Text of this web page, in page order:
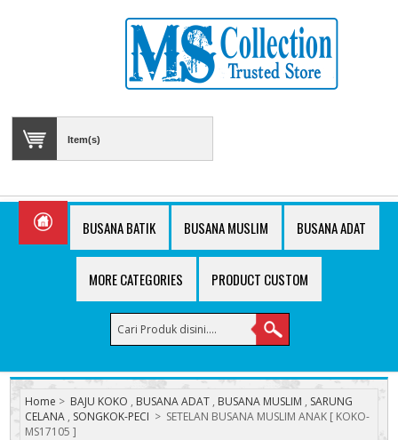
Item(s)
BUSANA BATIK BUSANA MUSLIM BUSANA ADAT
MORE CATEGORIES PRODUCT CUSTOM
Home > BAJU KOKO , BUSANA ADAT , BUSANA MUSLIM , SARUNG
CELANA , SONGKOK-PECI > SETELAN BUSANA MUSLIM ANAK [ KOKO-
MS17105 ]